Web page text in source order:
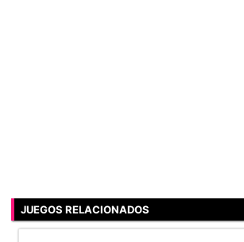
JUEGOS RELACIONADOS